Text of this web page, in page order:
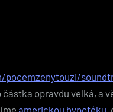
opravdu velká, a